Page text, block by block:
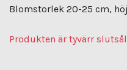
Blomstorlek 20-25 cm,
Produkten är tyvärr